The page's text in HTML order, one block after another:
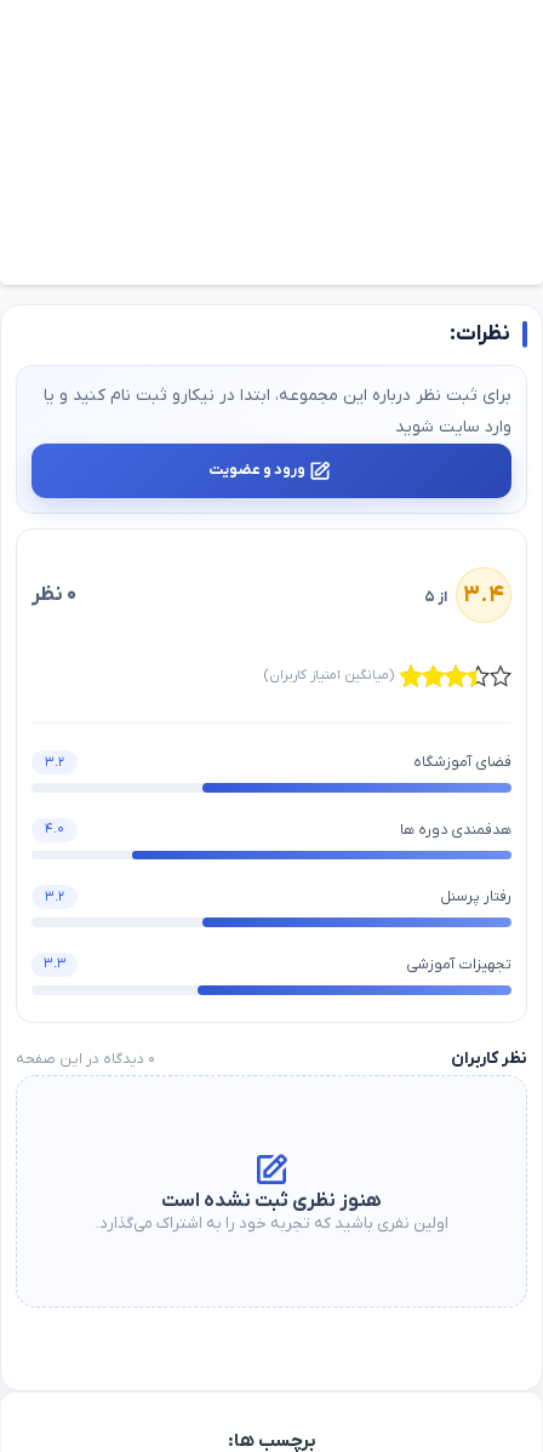
نظرات:
برای ثبت نظر درباره این مجموعه، ابتدا در نیکارو ثبت‌ نام کنید و یا
وارد سایت شوید
ورود و عضویت
۳.۴ از ۵ ۰ نظر
(میانگین امتیاز کاربران)
فضای آموزشگاه ۳.۲
هدفمندی دوره ها ۴.۰
رفتار پرسنل ۳.۲
تجهیزات آموزشی ۳.۳
نظر کاربران ۰ دیدگاه در این صفحه
هنوز نظری ثبت نشده است
اولین نفری باشید که تجربه خود را به اشتراک می‌گذارد.
برچسب ها: